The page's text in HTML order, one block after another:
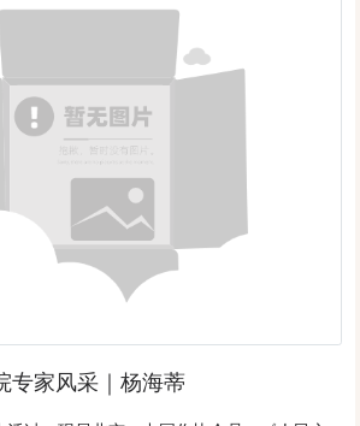
有点儿残酷，毕竟一泡就是半天，好在人们
！六月天的太阳很足，但泡在水里并不显得
腰了来擦汗……还是有说有笑。水中飘浮着
忽视，那个形状就像修行人打坐所使用的那
都会把它推到一边去。而当有人无意地触碰
堆上竟然是野鸭蛋，一时惊喜惊叫：“野鸭
青喊道。知青们闻声从四面围拢过来，争先
？真多，真多！”人们叽叽喳喳地说着。“光
把它拨楞一边去，原来里边都是金子呀！”一
那个中音女知青有点高兴过了头，她直起腰
向了芦苇的深处。湿地就是湿地，那才叫
就是自然世界，人欢马叫，随心所欲；休
得已滞留本村当代课教师。在这群小学生的
于才情、最具有学问的人。他的讲课从不拘
讲稿，仅仅凭借他那口若悬河的口才，就能
地讲述精彩的中外历史故事。他讲汉代末年
会儿扼腕蹙眉，一会儿眉开眼笑，一会儿揪
为之欢呼。”其情其景，历历在目。从李老师
感觉到其情感投向是站在刘备和诸葛亮一边
种思想观点、主观情感的流露。这在无形之中
和心理认知，由是开始，作者对远距家乡的
，也构成了作者对蜀地一直以来的魂牵梦
年代中期。作者被下放到市郊一个大工厂里
油车车间干完活回来吃饭，途中偶遇一位
女子从大门外走来，她用一种带有外地口音
文摘。每到植树节，我都要上山看一看树，
骨铭心的经历……作者 张欣民来源：北京日
我喜欢这个节日，也敬重这个节日。每到这
一走，目的就是看看树。我家在北京石景山
山的松树、榆树、柳树、枣树、桃树、荆
没有绿色，但树们似乎已经睡醒，有的伸
的还冒出了紫色小花骨朵儿。很快，春风一
让人高兴啊！我爱看树，也爱树，更敬树。
使我对树有特殊的感情。资料图 安旭东/北晚
，我正在北京房山崇各庄乡插队。生产队要
大车停在一座山的脚下。抬头望去，岩石
专家风采｜杨海蒂